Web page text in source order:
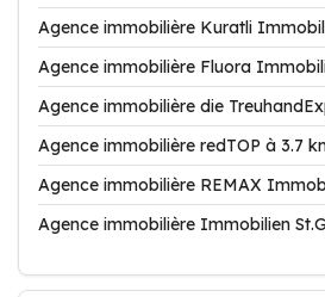
Agence immobilière Kuratli
Agence immobilière Fluora
Agence immobilière die
Agence immobilière redTOP à 3.7
Agence immobilière REMAX
Agence immobilière Immobilien